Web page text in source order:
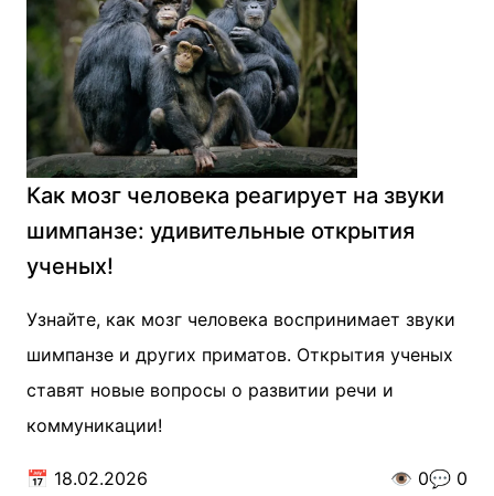
Как мозг человека реагирует на звуки
шимпанзе: удивительные открытия
ученых!
Узнайте, как мозг человека воспринимает звуки
шимпанзе и других приматов. Открытия ученых
ставят новые вопросы о развитии речи и
коммуникации!
📅 18.02.2026 👁️ 0💬 0